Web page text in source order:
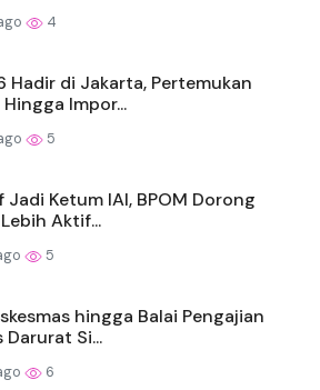
4
Hadir di Jakarta, Pertemukan
Impor...
5
Jadi Ketum IAI, BPOM Dorong
Aktif...
5
hingga Balai Pengajian
Darurat Si...
6